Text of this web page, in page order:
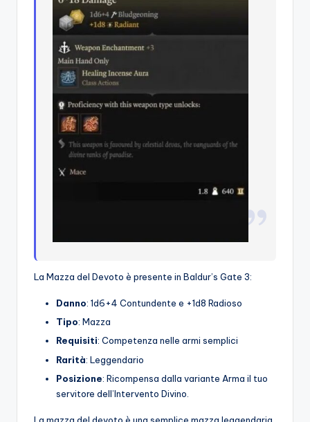
La Mazza del Devoto è presente in Baldur’s Gate 3:
Danno: 1d6+4 Contundente e +1d8 Radioso
Tipo: Mazza
Requisiti: Competenza nelle armi semplici
Rarità: Leggendario
Posizione: Ricompensa dalla variante Arma il tuo
servitore dell’Intervento Divino.
La mazza del devoto è una semplice mazza leggendaria